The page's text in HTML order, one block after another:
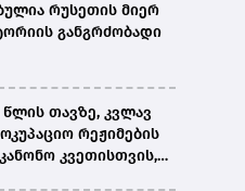
რუსეთის მიერ
განგრძობადი
თავზე, კვლავ
რეჟიმების
კვეთისთვის,